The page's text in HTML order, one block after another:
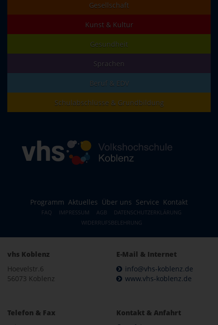
Gesellschaft
Kunst & Kultur
Gesundheit
Sprachen
Beruf & EDV
Schulabschlüsse & Grundbildung
Programm Aktuelles Über uns Service Kontakt
FAQ IMPRESSUM AGB
DATENSCHUTZERKLÄRUNG
WIDERRUFSBELEHRUNG
vhs Koblenz
Hoevelstr.6
56073 Koblenz
E-Mail & Internet
info@vhs-koblenz.de
www.vhs-koblenz.de
Telefon & Fax
Kontakt & Anfahrt